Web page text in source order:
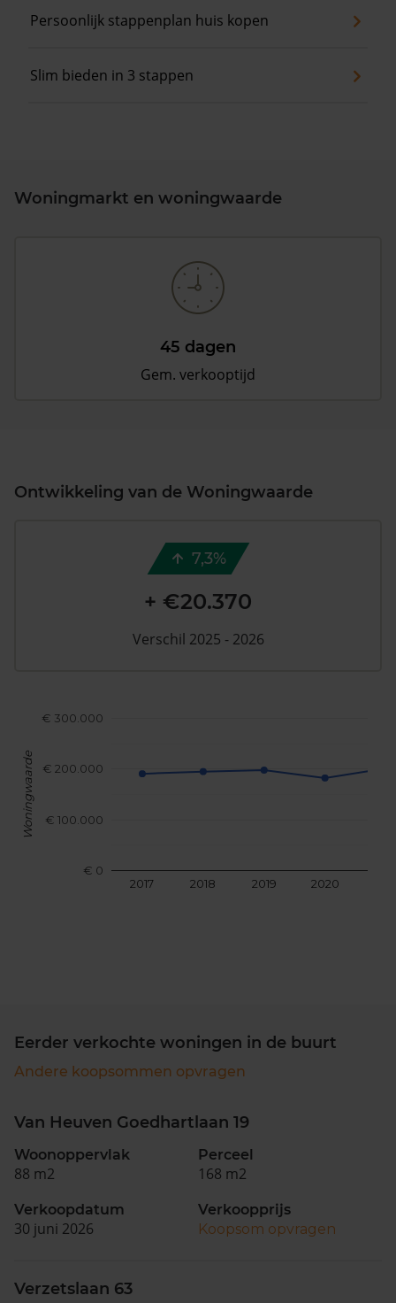
Persoonlijk stappenplan huis kopen
Slim bieden in 3 stappen
Woningmarkt en woningwaarde
45 dagen
Gem. verkooptijd
Ontwikkeling van de Woningwaarde
2017 2018 2019 2020
€ 0
€ 100.000
€ 200.000
€ 300.000
Woningwaarde
7,3%
+ €20.370
Verschil 2025 - 2026
Eerder verkochte woningen in de buurt
Andere koopsommen opvragen
Van Heuven Goedhartlaan 19
Woonoppervlak
88 m2
Perceel
168 m2
Verkoopdatum
30 juni 2026
Verkoopprijs
Koopsom opvragen
Verzetslaan 63